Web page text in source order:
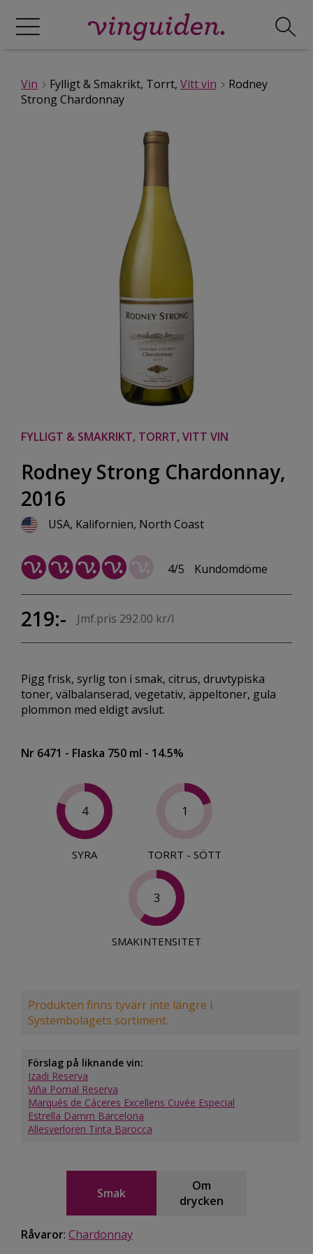
Vin Fylligt & Smakrikt, Torrt, Vitt vin
Rodney
Strong Chardonnay
FYLLIGT & SMAKRIKT, TORRT, VITT VIN
Rodney Strong Chardonnay,
2016
USA, Kalifornien, North Coast
4/5 Kundomdöme
219:- Jmf.pris 292.00 kr/l
Pigg frisk, syrlig ton i smak, citrus, druvtypiska
toner, välbalanserad, vegetativ, äppeltoner, gula
plommon med eldigt avslut.
Nr 6471 - Flaska 750 ml - 14.5%
4
SYRA
1
TORRT - SÖTT
3
SMAKINTENSITET
Produkten finns tyvärr inte längre i
Systembolagets sortiment.
Förslag på liknande vin:
Izadi Reserva
Viña Pomal Reserva
Marqués de Cáceres Excellens Cuvée Especial
Estrella Damm Barcelona
Allesverloren Tinta Barocca
Smak
Om
drycken
Råvaror: Chardonnay